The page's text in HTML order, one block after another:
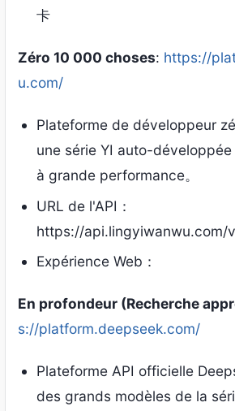
卡
Zéro 10 000 choses: https://
u.com/
Plateforme de développeur
une série YI auto-
à grande performance。
URL de l'API：
https://api.lingyiwanwu.com/
Expérience Web：
En profondeur (Recherche
s://platform.deepseek.com/
Plateforme API officielle
des grands modèles de la